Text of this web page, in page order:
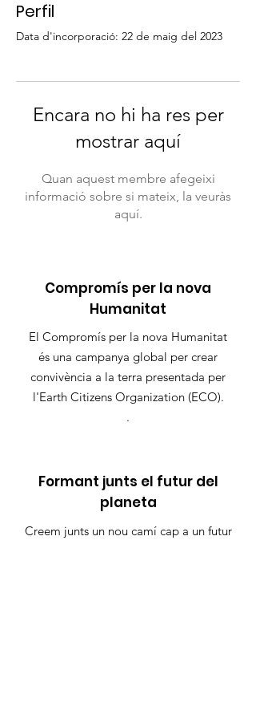
Perfil
Data d'incorporació: 22 de maig del 2023
Encara no hi ha res per
mostrar aquí
Quan aquest membre afegeixi
informació sobre si mateix, la veuràs
aquí.
Compromís per la nova
Humanitat
El Compromís per la nova Humanitat
és una campanya global per crear
convivència a la terra presentada per
l'Earth Citizens Organization (ECO).
.
Formant junts el futur del
planeta
Creem junts un nou camí cap a un futur